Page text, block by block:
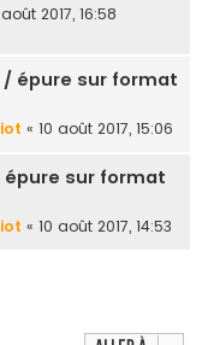
2017, 16:58
épure sur format
« 10 août 2017, 15:06
sur format
« 10 août 2017, 14:53